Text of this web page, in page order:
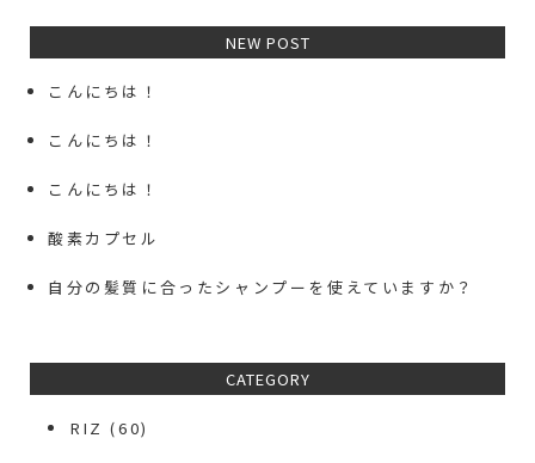
NEW POST
こんにちは！
こんにちは！
こんにちは！
酸素カプセル
自分の髪質に合ったシャンプーを使えていますか？
CATEGORY
RIZ (60)